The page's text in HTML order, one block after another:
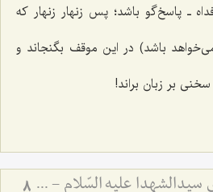
ـ پاسخ‌گو باشد؛ پس زنهار زنهار که
باشد) در این موقف بگنجاند و
بر زبان براند!
آداب مجالس عزاداری سیدالشهدا علیه السّلام - و دستورات بزرگان راجع به ماه‌های محرم و صفر